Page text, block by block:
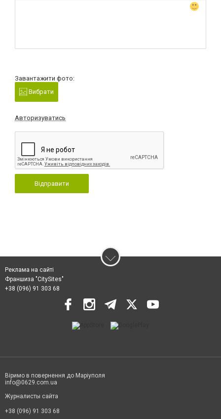
Завантажити фото:
Вибрати
Авторизуватись
Відправити
Реклама на сайті
Франшиза "CitySites"
+38 (096) 91 303 68
Віримо в повернення до Маріуполя
info@0629.com.ua
Журналисты сайта
+38 (096) 91 303 68